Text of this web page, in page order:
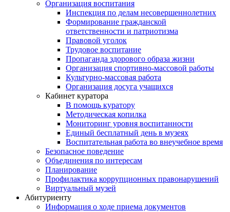
Организация воспитания
Инспекция по делам несовершеннолетних
Формирование гражданской
ответственности и патриотизма
Правовой уголок
Трудовое воспитание
Пропаганда здорового образа жизни
Организация спортивно-массовой работы
Культурно-массовая работа
Организация досуга учащихся
Кабинет куратора
В помощь куратору
Методическая копилка
Мониторинг уровня воспитанности
Единый бесплатный день в музеях
Воспитательная работа во внеучебное время
Безопасное поведение
Объединения по интересам
Планирование
Профилактика коррупционных правонарушений
Виртуальный музей
Абитуриенту
Информация о ходе приема документов